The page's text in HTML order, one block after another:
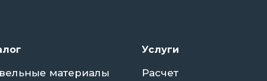
материалы
Услуги
Расчет